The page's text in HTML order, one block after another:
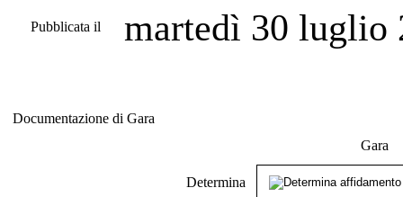
Pubblicata il martedì 30 luglio
Documentazione di Gara
Gara
Determina